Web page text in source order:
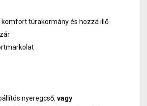
komfort túrakormány és hozzá illő
nyeregcső, vagy